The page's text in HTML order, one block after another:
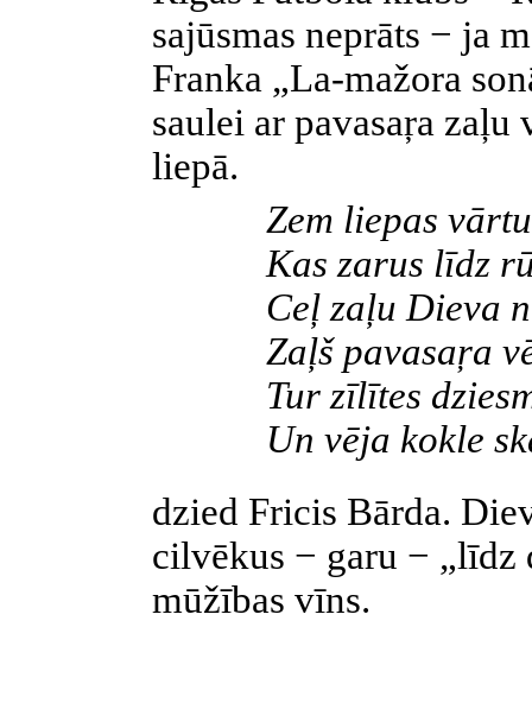
sajūsmas neprāts − ja
Franka „La-mažora
saulei ar pavasaŗa zaļu
liepā.
Zem liepas
Kas zarus līdz
Ceļ zaļu Dieva
Zaļš pavasaŗa
Tur zīlītes
Un vēja kokle
dzied Fricis Bārda.
cilvēkus − garu − „līdz
mūžības vīns.